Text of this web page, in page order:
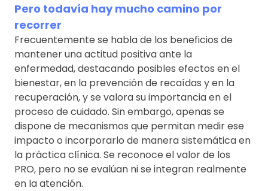
Pero todavía hay mucho camino por
recorrer
Frecuentemente se habla de los beneficios de
mantener una actitud positiva ante la
enfermedad, destacando posibles efectos en el
bienestar, en la prevención de recaídas y en la
recuperación, y se valora su importancia en el
proceso de cuidado. Sin embargo, apenas se
dispone de mecanismos que permitan medir ese
impacto o incorporarlo de manera sistemática en
la práctica clínica. Se reconoce el valor de los
PRO, pero no se evalúan ni se integran realmente
en la atención.